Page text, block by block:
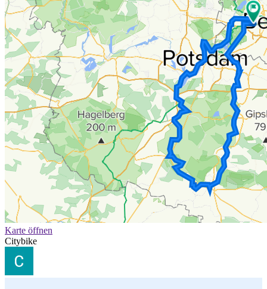
Karte öffnen
Citybike